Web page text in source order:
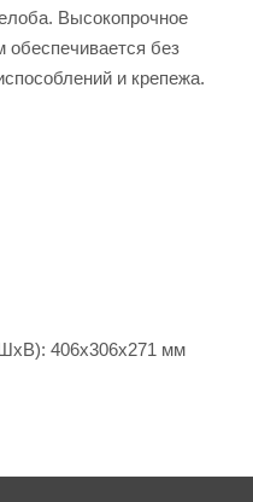
Высокопрочное
обеспечивается без
и крепежа.
406x306x271 мм